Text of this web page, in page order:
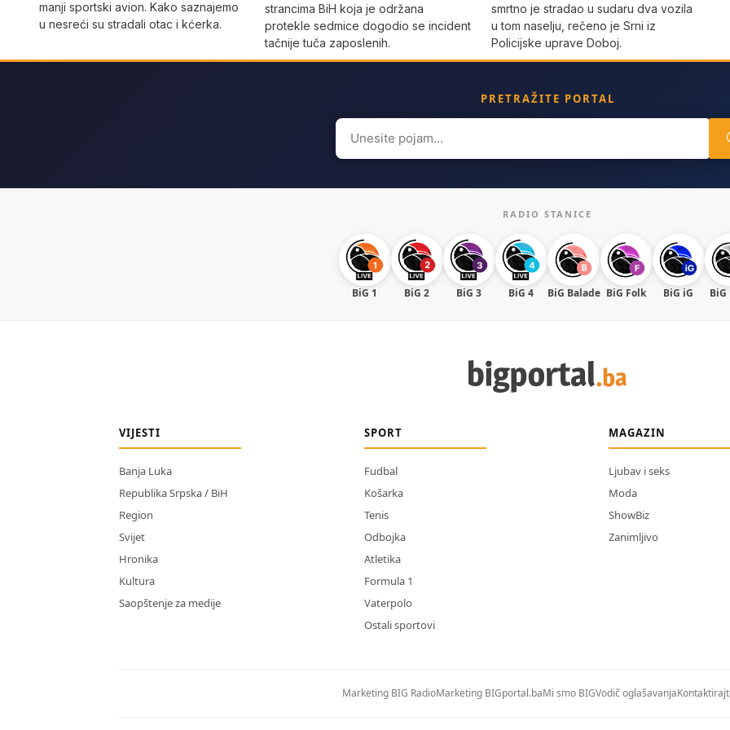
manji sportski avion. Kako saznajemo
u nesreći su stradali otac i kćerka.
strancima BiH koja je održana
protekle sedmice dogodio se incident
tačnije tuča zaposlenih.
smrtno je stradao u sudaru dva vozila
u tom naselju, rečeno je Srni iz
Policijske uprave Doboj.
PRETRAŽITE PORTAL
Search
for:
RADIO STANICE
BiG 1 BiG 2 BiG 3 BiG 4 BiG Balade BiG Folk BiG iG BiG
VIJESTI
Banja Luka
Republika Srpska / BiH
Region
Svijet
Hronika
Kultura
Saopštenje za medije
SPORT
Fudbal
Košarka
Tenis
Odbojka
Atletika
Formula 1
Vaterpolo
Ostali sportovi
MAGAZIN
Ljubav i seks
Moda
ShowBiz
Zanimljivo
Marketing BIG RadioMarketing BIGportal.baMi smo BIGVodič oglašavanja